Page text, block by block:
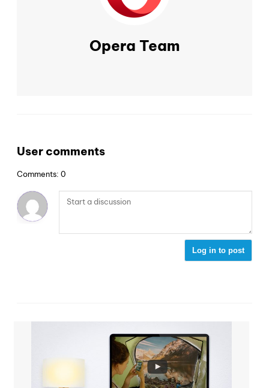
Opera Team
User comments
Comments: 0
Log in to post